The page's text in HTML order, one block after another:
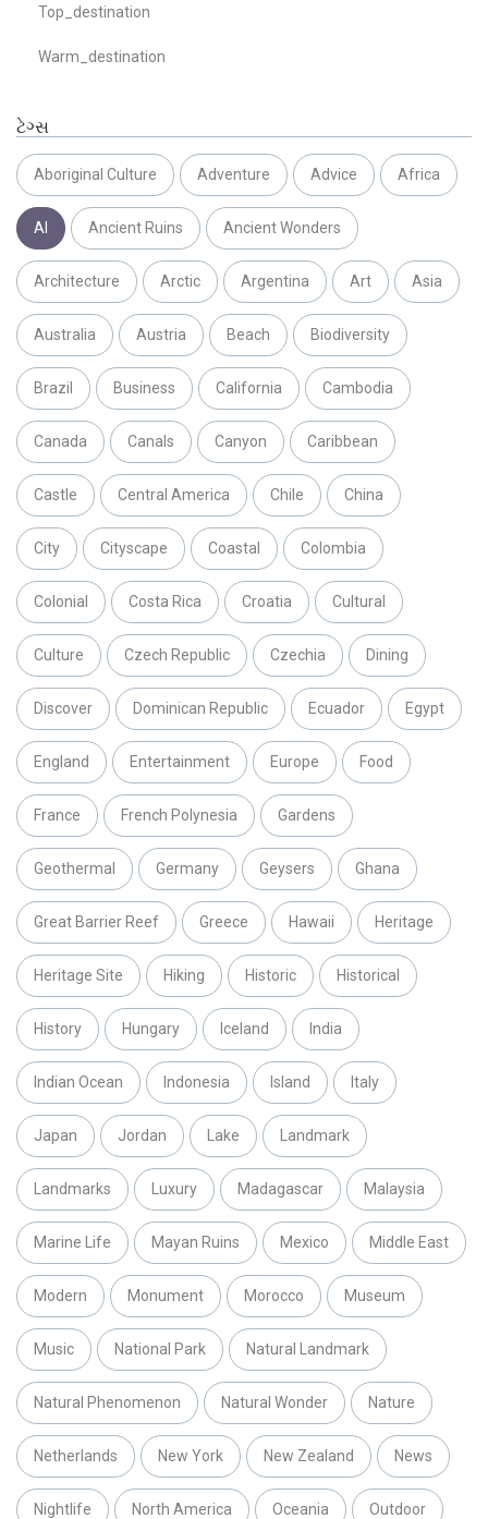
Top_destination
Warm_destination
ટેગ્સ
Aboriginal Culture Adventure Advice Africa
AI Ancient Ruins Ancient Wonders
Architecture Arctic Argentina Art Asia
Australia Austria Beach Biodiversity
Brazil Business California Cambodia
Canada Canals Canyon Caribbean
Castle Central America Chile China
City Cityscape Coastal Colombia
Colonial Costa Rica Croatia Cultural
Culture Czech Republic Czechia Dining
Discover Dominican Republic Ecuador Egypt
England Entertainment Europe Food
France French Polynesia Gardens
Geothermal Germany Geysers Ghana
Great Barrier Reef Greece Hawaii Heritage
Heritage Site Hiking Historic Historical
History Hungary Iceland India
Indian Ocean Indonesia Island Italy
Japan Jordan Lake Landmark
Landmarks Luxury Madagascar Malaysia
Marine Life Mayan Ruins Mexico Middle East
Modern Monument Morocco Museum
Music National Park Natural Landmark
Natural Phenomenon Natural Wonder Nature
Netherlands New York New Zealand News
Nightlife North America Oceania Outdoor